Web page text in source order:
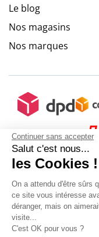
Continuer sans accepter
Salut c'est nous...
les Cookies !
On a attendu d'être sûrs
ce site vous intéresse
déranger, mais on
visite...
C'est OK pour vous ?
Le blog
Nos magasins
Nos marques